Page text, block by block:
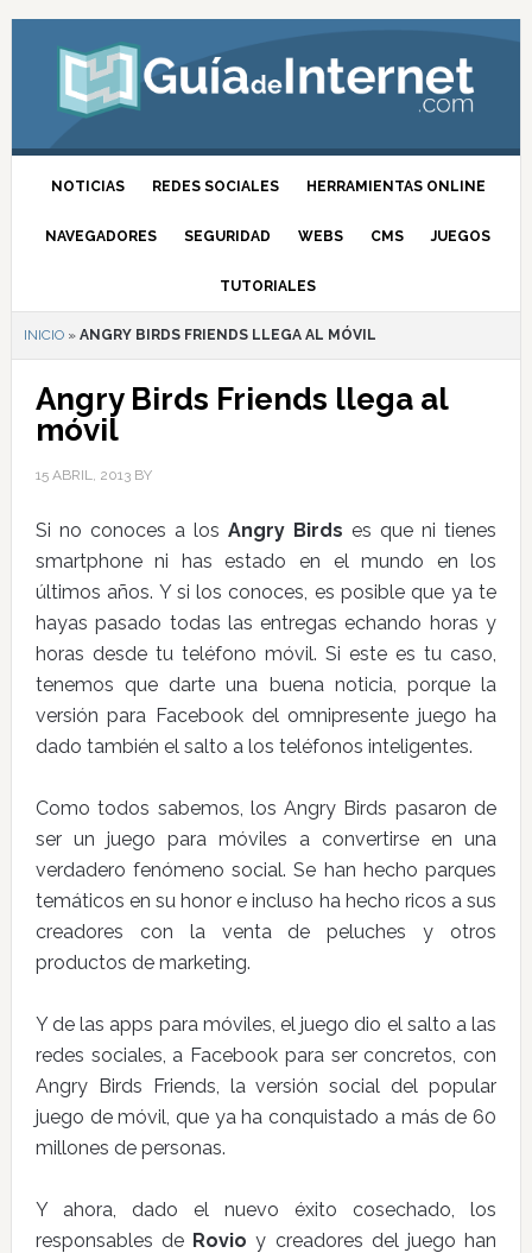
NOTICIAS REDES SOCIALES HERRAMIENTAS ONLINE
NAVEGADORES SEGURIDAD WEBS CMS JUEGOS
TUTORIALES
INICIO» ANGRY BIRDS FRIENDS LLEGA AL MÓVIL
Angry Birds Friends llega al
móvil
15 ABRIL, 2013BY
Si no conoces a los Angry Birds es que ni tienes
smartphone ni has estado en el mundo en los
últimos años. Y si los conoces, es posible que ya te
hayas pasado todas las entregas echando horas y
horas desde tu teléfono móvil. Si este es tu caso,
tenemos que darte una buena noticia, porque la
versión para Facebook del omnipresente juego ha
dado también el salto a los teléfonos inteligentes.
Como todos sabemos, los Angry Birds pasaron de
ser un juego para móviles a convertirse en una
verdadero fenómeno social. Se han hecho parques
temáticos en su honor e incluso ha hecho ricos a sus
creadores con la venta de peluches y otros
productos de marketing.
Y de las apps para móviles, el juego dio el salto a las
redes sociales, a Facebook para ser concretos, con
Angry Birds Friends, la versión social del popular
juego de móvil, que ya ha conquistado a más de 60
millones de personas.
Y ahora, dado el nuevo éxito cosechado, los
responsables de Rovio y creadores del juego han